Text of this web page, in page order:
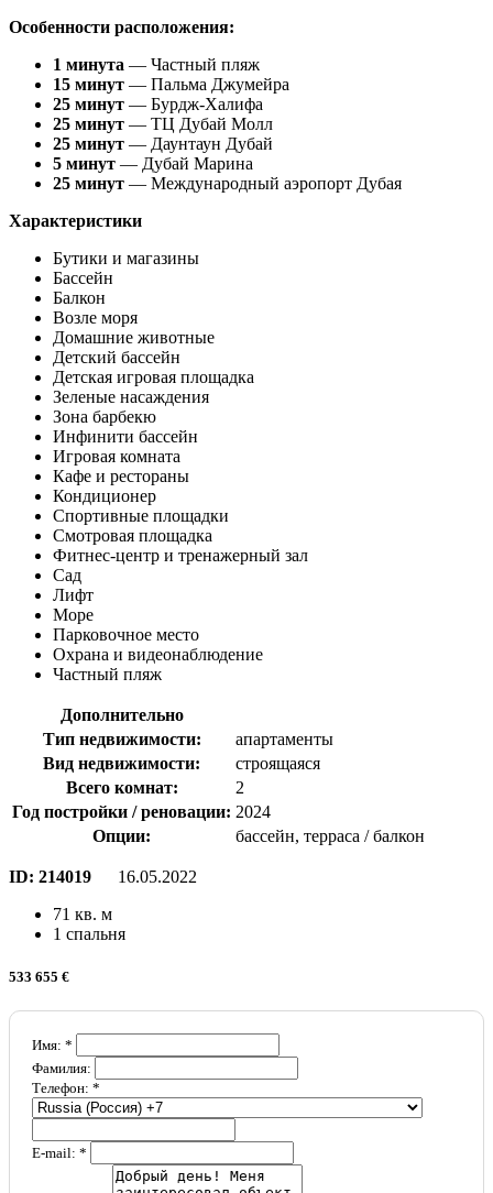
Особенности расположения:
1 минута — Частный пляж
15 минут — Пальма Джумейра
25 минут — Бурдж-Халифа
25 минут — ТЦ Дубай Молл
25 минут — Даунтаун Дубай
5 минут — Дубай Марина
25 минут — Международный аэропорт Дубая
Характеристики
Бутики и магазины
Бассейн
Балкон
Возле моря
Домашние животные
Детский бассейн
Детская игровая площадка
Зеленые насаждения
Зона барбекю
Инфинити бассейн
Игровая комната
Кафе и рестораны
Кондиционер
Спортивные площадки
Смотровая площадка
Фитнес-центр и тренажерный зал
Сад
Лифт
Море
Парковочное место
Охрана и видеонаблюдение
Частный пляж
Дополнительно
Тип недвижимости:
апартаменты
Вид недвижимости:
строящаяся
Всего комнат:
2
Год постройки / реновации: 2024
Опции:
бассейн, терраса / балкон
ID: 214019
16.05.2022
71 кв. м
1 спальня
533 655 €
Имя: *
Фамилия:
Телефон: *
E-mail: *